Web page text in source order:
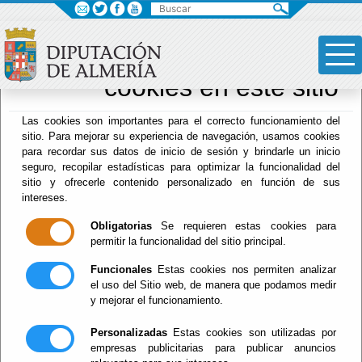
Sus opciones en
relación al uso de
cookies en este sitio
Las cookies son importantes para el correcto funcionamiento del
sitio. Para mejorar su experiencia de navegación, usamos cookies
para recordar sus datos de inicio de sesión y brindarle un inicio
seguro, recopilar estadísticas para optimizar la funcionalidad del
sitio y ofrecerle contenido personalizado en función de sus
intereses.
Obligatorias Se requieren estas cookies para
permitir la funcionalidad del sitio principal.
Funcionales Estas cookies nos permiten analizar
el uso del Sitio web, de manera que podamos medir
y mejorar el funcionamiento.
Personalizadas Estas cookies son utilizadas por
empresas publicitarias para publicar anuncios
Drogodependencias
Menú Hacienda
Inicio -
PREVENCION
ÁREA DE
PREVENCION